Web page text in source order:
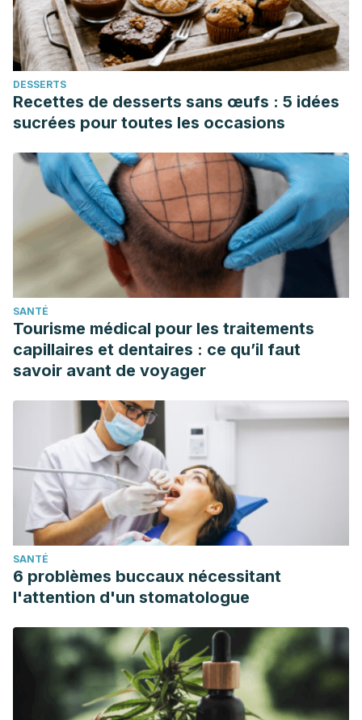
https://www.jstor.org/stable/26554264
Sabater, V (2022, 7 de noviembre).La personalidad INFJ,
la más peculiar según Carl Jung. La Mente es Maravillosa.
Consultado el 8 de marzo de 2023.
mas-peculiar/
DESSERTS
Recettes de desserts sans œufs : 5 idées
sucrées pour toutes les occasions
SANTÉ
Tourisme médical pour les traitements
capillaires et dentaires : ce qu’il faut
savoir avant de voyager
SANTÉ
6 problèmes buccaux nécessitant
l'attention d'un stomatologue